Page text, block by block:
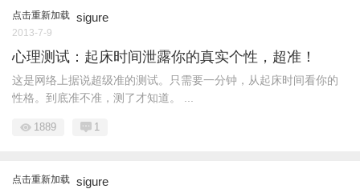
点击重新加载 sigure
2013-7-9
心理测试：起床时间泄露你的真实个性，超准！
这是网络上据说超级准的测试。只需要一分钟，从起床时间看你的
性格。到底准不准，测了才知道。 ...
1889 1
点击重新加载 sigure